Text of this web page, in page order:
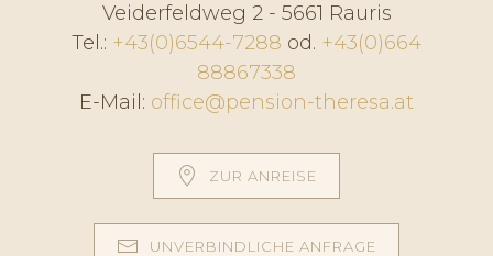
Veiderfeldweg 2 - 5661 Rauris
Tel.: +43(0)6544-7288 od. +43(0)664
88867338
E-Mail: office@pension-theresa.at
ZUR ANREISE
UNVERBINDLICHE ANFRAGE